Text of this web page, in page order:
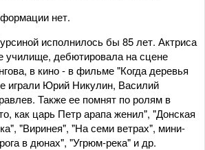
нет.
исполнилось бы 85 лет. Актриса
училище, дебютировала на сцене
в кино - в фильме "Когда деревья
играли Юрий Никулин, Василий
Также ее помнят по ролям в
как царь Петр арапа женил", "Донская
"Виринея", "На семи ветрах", мини-
в дюнах", "Угрюм-река" и др.